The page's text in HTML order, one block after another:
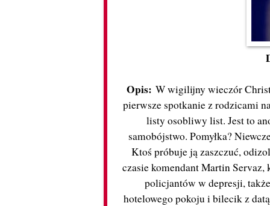
Opis: W wigilijny wieczór
pierwsze spotkanie z rodzicami
listy osobliwy list. Jest to
samobójstwo. Pomyłka?
Ktoś próbuje ją zaszczuć,
czasie komendant Martin
policjantów w depresji,
hotelowego pokoju i bilecik z